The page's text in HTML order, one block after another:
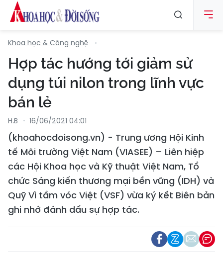
Khoa học & Công nghệ
Hợp tác hướng tới giảm sử
dụng túi nilon trong lĩnh vực
bán lẻ
H.B 16/06/2021 04:01
(khoahocdoisong.vn) - Trung ương Hội Kinh
tế Môi trường Việt Nam (VIASEE) – Liên hiệp
các Hội Khoa học và Kỹ thuật Việt Nam, Tổ
chức Sáng kiến thương mại bền vững (IDH) và
Quỹ Vì tầm vóc Việt (VSF) vừa ký kết Biên bản
ghi nhớ đánh dấu sự hợp tác.